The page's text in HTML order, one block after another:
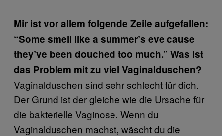
Mir ist vor allem folgende Zeile aufgefallen:
“Some smell like a summer’s eve cause
they’ve been douched too much.” Was ist
das Problem mit zu viel Vaginalduschen?
Vaginalduschen sind sehr schlecht für dich.
Der Grund ist der gleiche wie die Ursache für
die bakterielle Vaginose. Wenn du
Vaginalduschen machst, wäscht du die